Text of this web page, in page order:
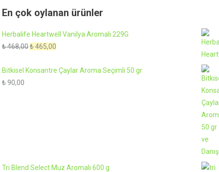
En çok oylanan ürünler
Herbalife Heartwell Vanilya Aromalı 229G
₺468,00Orijinal
₺ 468,00.
₺ 465,00
fiyat:
Bitkisel Konsantre Çaylar Aroma Seçimli 50 gr
₺ 90,00
Tri Blend Select Muz Aromalı 600 g